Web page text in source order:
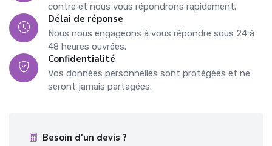
contre et nous vous répondrons rapidement.
Délai de réponse
Nous nous engageons à vous répondre sous 24 à
48 heures ouvrées.
Confidentialité
Vos données personnelles sont protégées et ne
seront jamais partagées.
Besoin d'un devis ?